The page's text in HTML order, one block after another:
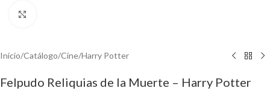
Inicio/Catálogo/Cine/Harry Potter
Felpudo Reliquias de la Muerte – Harry Potter